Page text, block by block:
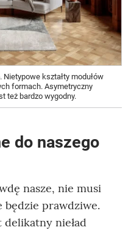
kształty modułów
formach. Asymetryczny
też bardzo wygodny.
do naszego
nasze, nie musi
będzie prawdziwe.
delikatny nieład